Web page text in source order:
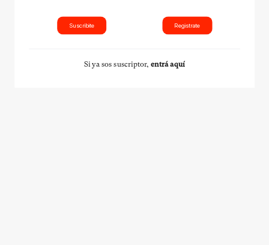
Suscribite Registrate
Si ya sos suscriptor, entrá aquí